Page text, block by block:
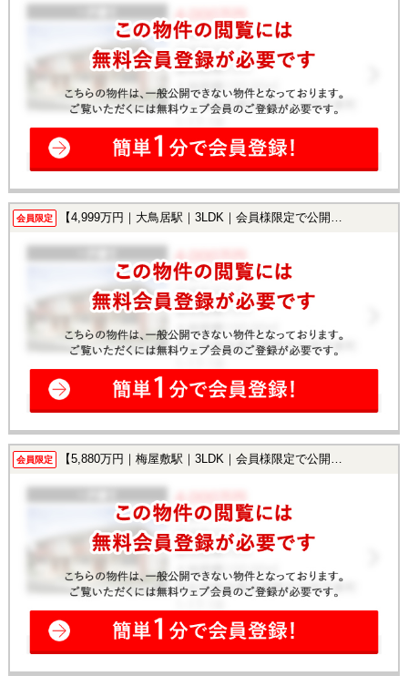
会員限定 【4,999万円｜大鳥居駅｜3LDK｜会員様限定で公開中！】
会員限定 【5,880万円｜梅屋敷駅｜3LDK｜会員様限定で公開中！】